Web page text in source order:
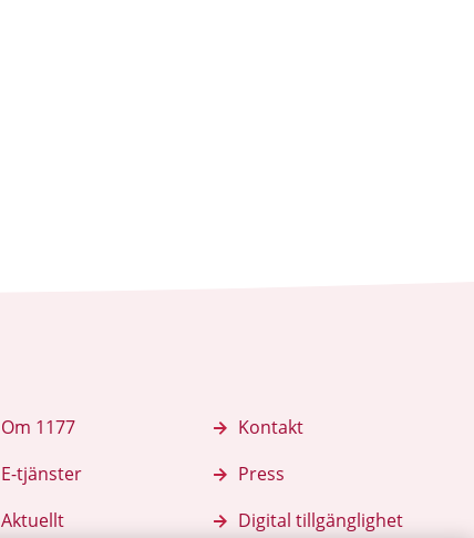
Om 1177
E-tjänster
Aktuellt
Kontakt
Press
Digital tillgänglighet